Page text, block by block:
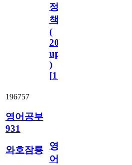
정
책
(
2023.11.1
update
)
[110
196757
영어공부
931
와호잠룡
영
어